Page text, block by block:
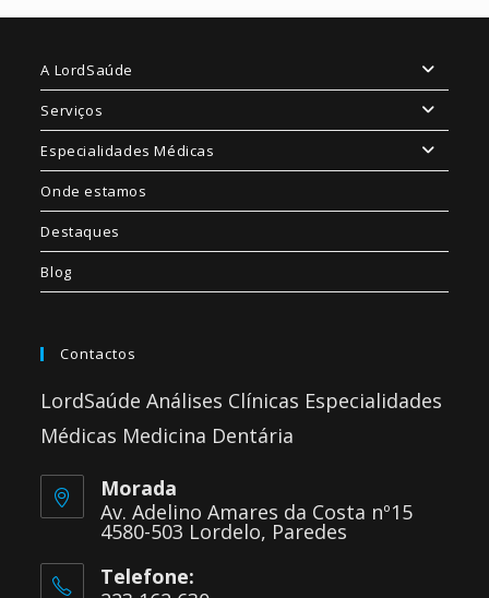
A LordSaúde
Serviços
Especialidades Médicas
Onde estamos
Destaques
Blog
Contactos
LordSaúde Análises Clínicas Especialidades
Médicas Medicina Dentária
Morada
Av. Adelino Amares da Costa nº15
4580-503 Lordelo, Paredes
Telefone: